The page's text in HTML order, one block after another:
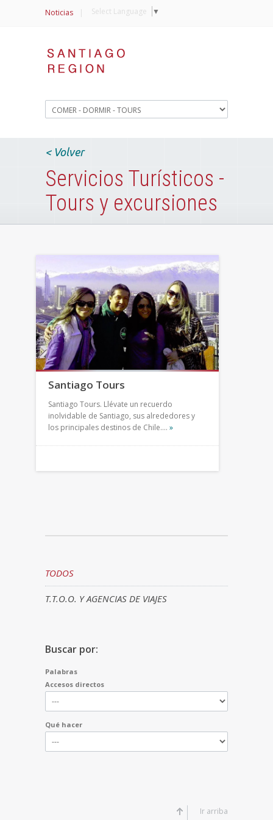
Noticias | Select Language ▼
< Volver
Servicios Turísticos -
Tours y excursiones
Santiago Tours
Santiago Tours. Llévate un recuerdo
inolvidable de Santiago, sus alrededores y
los principales destinos de Chile.… »
TODOS
T.T.O.O. Y AGENCIAS DE VIAJES
Buscar por:
Palabras
Accesos directos
Qué hacer
Ir arriba